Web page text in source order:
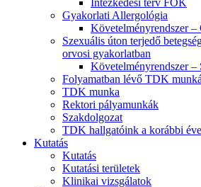
Intézkedési terv FOK
Gyakorlati Allergológia
Követelményrendszer
Szexuális úton terjedő
orvosi gyakorlatban
Követelményrendszer –
Folyamatban lévő TDK
TDK munka
Rektori pályamunkák
Szakdolgozat
TDK hallgatóink a korábbi
Kutatás
Kutatás
Kutatási területek
Klinikai vizsgálatok